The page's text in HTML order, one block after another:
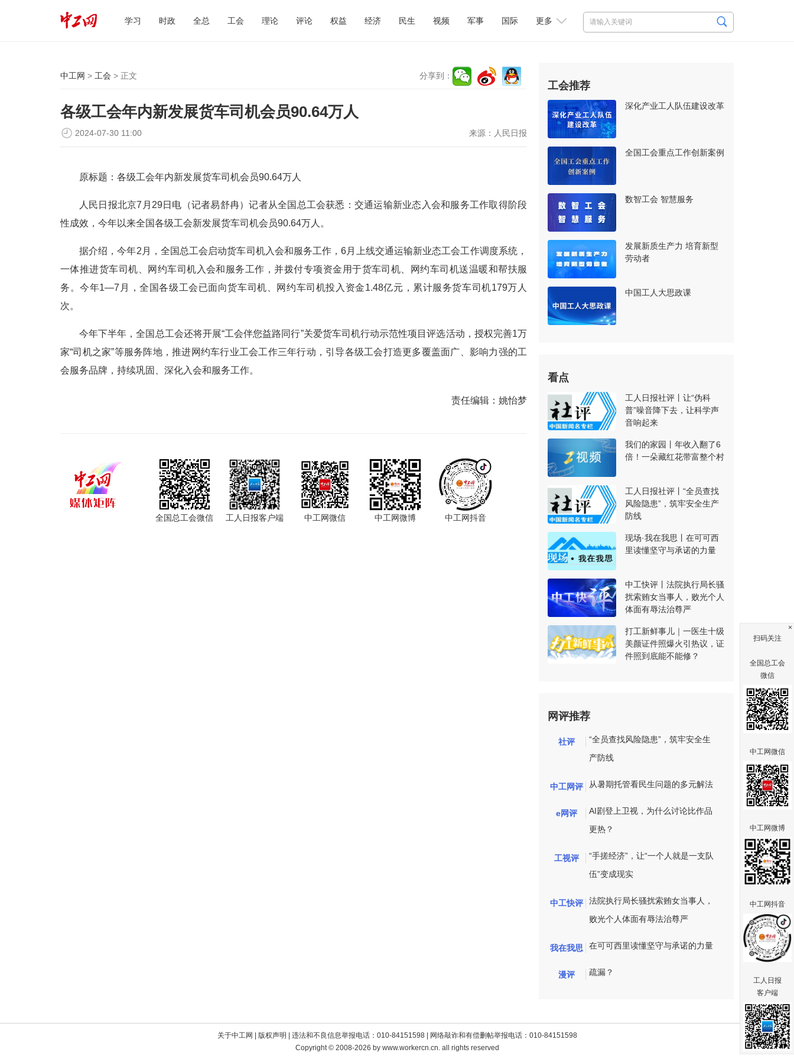
学习 时政 全总 工会 理论 评论 权益 经济 民生 视频 军事 国际 更多
中工网 > 工会 > 正文 分享到：
各级工会年内新发展货车司机会员90.64万人
来源： 人民日报
2024-07-30 11:00
原标题：各级工会年内新发展货车司机会员90.64万人
人民日报北京7月29日电（记者易舒冉）记者从全国总工会获悉：交通运输新业态入会和服务工作取得阶段
性成效，今年以来全国各级工会新发展货车司机会员90.64万人。
据介绍，今年2月，全国总工会启动货车司机入会和服务工作，6月上线交通运输新业态工会工作调度系统，
一体推进货车司机、网约车司机入会和服务工作，并拨付专项资金用于货车司机、网约车司机送温暖和帮扶服
务。今年1—7月，全国各级工会已面向货车司机、网约车司机投入资金1.48亿元，累计服务货车司机179万人
次。
今年下半年，全国总工会还将开展“工会伴您益路同行”关爱货车司机行动示范性项目评选活动，授权完善1万
家“司机之家”等服务阵地，推进网约车行业工会工作三年行动，引导各级工会打造更多覆盖面广、影响力强的工
会服务品牌，持续巩固、深化入会和服务工作。
责任编辑： 姚怡梦
全国总工会微信 工人日报客户端 中工网微信 中工网微博 中工网抖音
工会推荐
深化产业工人队伍建设改革
全国工会重点工作创新案例
数智工会 智慧服务
发展新质生产力 培育新型
劳动者
中国工人大思政课
看点
工人日报社评丨让“伪科
普”噪音降下去，让科学声
音响起来
我们的家园丨年收入翻了6
倍！一朵藏红花带富整个村
工人日报社评丨“全员查找
风险隐患”，筑牢安全生产
防线
现场·我在我思丨在可可西
里读懂坚守与承诺的力量
中工快评丨法院执行局长骚
扰索贿女当事人，败光个人
体面有辱法治尊严
打工新鲜事儿｜一医生十级
美颜证件照爆火引热议，证
件照到底能不能修？
网评推荐
社评
“全员查找风险隐患”，筑牢安全生
产防线
中工网评 从暑期托管看民生问题的多元解法
e网评
AI剧登上卫视，为什么讨论比作品
更热？
工视评
“手搓经济”，让“一个人就是一支队
伍”变成现实
中工快评
法院执行局长骚扰索贿女当事人，
败光个人体面有辱法治尊严
我在我思 在可可西里读懂坚守与承诺的力量
漫评 疏漏？
关于中工网 版权声明
| 违法和不良信息举报电话：010-84151598 | 网络敲诈和有偿删帖举报电话：010-84151598
Copyright © 2008-2026 by www.workercn.cn. all rights reserved
扫码关注
全国总工会
微信
中工网微信
中工网微博
中工网抖音
工人日报
客户端
×